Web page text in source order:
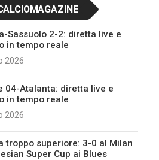
Sassuolo 2-2: diretta live e
in tempo reale
2026
04-Atalanta: diretta live e
in tempo reale
2026
troppo superiore: 3-0 al Milan
Super Cup ai Blues